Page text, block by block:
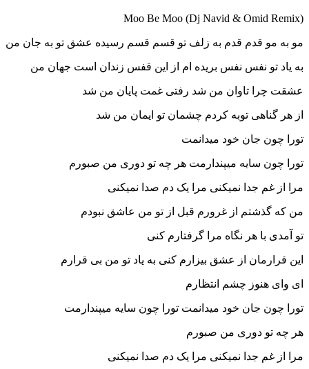
Moo Be Moo (Dj Navid & Omid Remix)
مو به مو قدم قدم به زلف تو قسم قسم رسیده عشق تو به جان من
به یاد تو نفس نفس بریده ام از این قفس زندان است جهان من
عشقت چرا تاوان من شد رفتی غمت پایان من شد
از هر گناهی توبه کردم چشمان تو ایمان من شد
تورا چون جان خود میدانمت
تورا چون سایه میپندارمت هر چه تو دوری من صبورم
مرا از غم جدا نمیکنی مرا یک دم صدا نمیکنی
من که گذشتم از غرورم قبل از تو من عاشق نبودم
تو آمدی با هر نگاه مرا گرفتارم کنی
این قرارمان از عشق بیزارم کنی به یاد تو من بی قرارم
ای وای هنوز چشم انتظارم
تورا چون جان خود میدانمت تورا چون سایه میپندارمت
هر چه تو دوری من صبورم
مرا از غم جدا نمیکنی مرا یک دم صدا نمیکنی